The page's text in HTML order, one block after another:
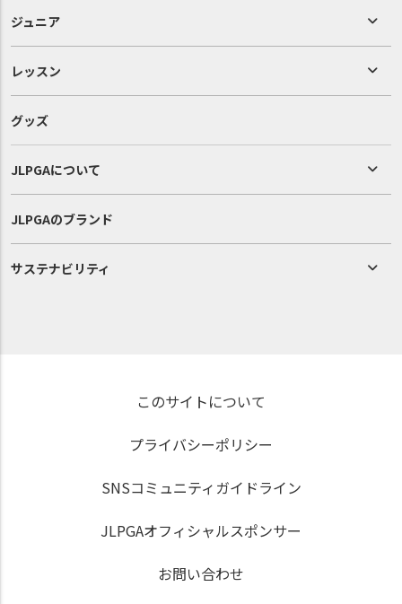
ジュニア
レッスン
グッズ
JLPGAについて
JLPGAのブランド
サステナビリティ
このサイトについて
プライバシーポリシー
SNSコミュニティガイドライン
JLPGAオフィシャルスポンサー
お問い合わせ